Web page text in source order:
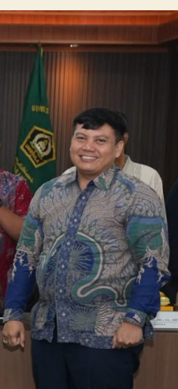
Gas
Targetkan
53
Raih
Akreditasi
Internasional
ACQUIN
Lewat
Jalur
Fast
Track